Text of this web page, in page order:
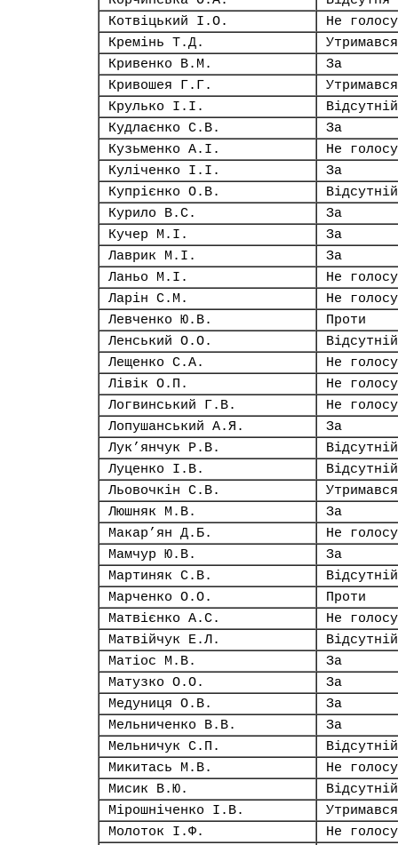
Котвіцький І.О.
Не
Кремінь Т.Д.
Утримався
Кривенко В.М.
За
Кривошея Г.Г.
Утримався
Крулько І.І.
Відсутній
Кудлаєнко С.В.
За
Кузьменко А.І.
Не
Куліченко І.І.
За
Купрієнко О.В.
Відсутній
Курило В.С.
За
Кучер М.І.
За
Лаврик М.І.
За
Ланьо М.І.
Не
Ларін С.М.
Не
Левченко Ю.В.
Проти
Ленський О.О.
Відсутній
Лещенко С.А.
Не
Лівік О.П.
Не
Логвинський Г.В.
Не
Лопушанський А.Я.
За
Лук’янчук Р.В.
Відсутній
Луценко І.В.
Відсутній
Льовочкін С.В.
Утримався
Люшняк М.В.
За
Макар’ян Д.Б.
Не
Мамчур Ю.В.
За
Мартиняк С.В.
Відсутній
Марченко О.О.
Проти
Матвієнко А.С.
Не
Матвійчук Е.Л.
Відсутній
Матіос М.В.
За
Матузко О.О.
За
Медуниця О.В.
За
Мельниченко В.В.
За
Мельничук С.П.
Відсутній
Микитась М.В.
Не
Мисик В.Ю.
Відсутній
Мірошніченко І.В.
Утримався
Молоток І.Ф.
Не